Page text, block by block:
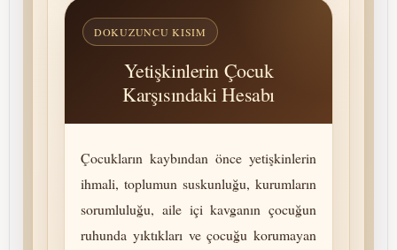
DOKUZUNCU KISIM
Yetişkinlerin Çocuk
Karşısındaki Hesabı
Çocukların kaybından önce yetişkinlerin
ihmali, toplumun suskunluğu, kurumların
so­rum­luluğu, aile içi kavganın çocuğun
ruhunda yıktıkları ve çocuğu korumayan